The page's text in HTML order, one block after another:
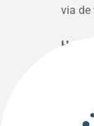
via de
Hoe